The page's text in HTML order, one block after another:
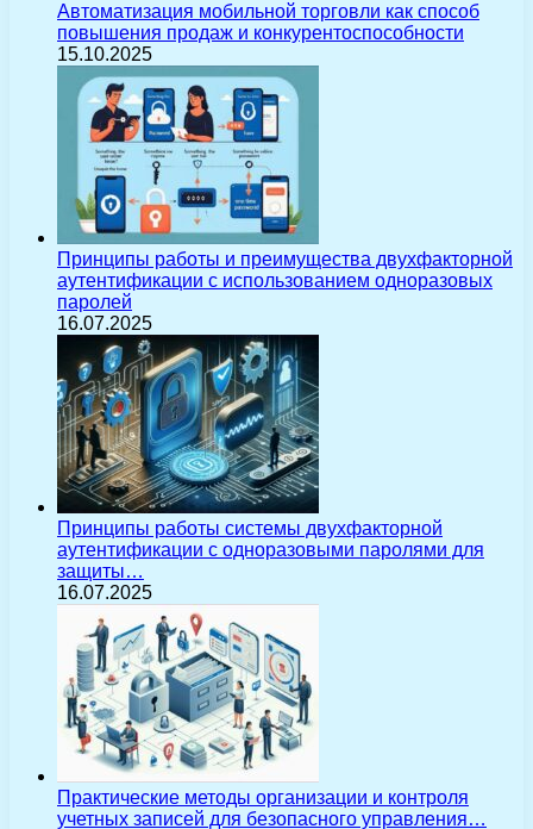
Автоматизация мобильной торговли как способ
повышения продаж и конкурентоспособности
15.10.2025
Принципы работы и преимущества двухфакторной
аутентификации с использованием одноразовых
паролей
16.07.2025
Принципы работы системы двухфакторной
аутентификации с одноразовыми паролями для
защиты…
16.07.2025
Практические методы организации и контроля
учетных записей для безопасного управления…